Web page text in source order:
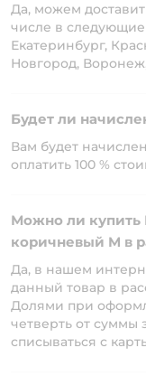
Да, можем
числе в следующие
Екатеринбург,
Новгород,
Будет ли
Вам будет
оплатить 100 %
Можно ли купить
коричневый M в
Да, в нашем
данный товар в
Долями при
четверть от суммы
списываться с